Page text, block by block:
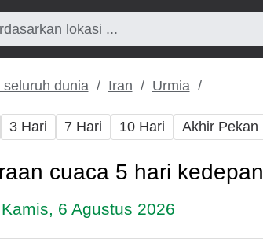
seluruh dunia Iran Urmia
3 Hari 7 Hari 10 Hari Akhir Pekan
cuaca 5 hari kedepan
Kamis, 6 Agustus 2026